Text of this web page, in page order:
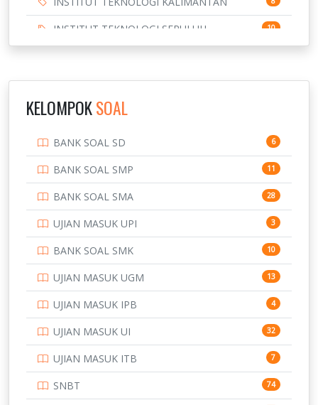
INSTITUT TEKNOLOGI SEPULUH
NOVEMBER
10
3
169
7
PTDI STTD 4
133
SMA 146
SMK 231
SMP 134
STIP 2
153
KELOMPOKSOAL
BANK SOAL SD 6
BANK SOAL SMP 11
BANK SOAL SMA 28
UJIAN MASUK UPI 3
BANK SOAL SMK 10
UJIAN MASUK UGM 13
UJIAN MASUK IPB 4
UJIAN MASUK UI 32
UJIAN MASUK ITB 7
SNBT 74